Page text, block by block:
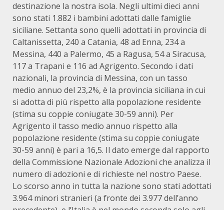
destinazione la nostra isola. Negli ultimi dieci anni
sono stati 1.882 i bambini adottati dalle famiglie
siciliane. Settanta sono quelli adottati in provincia di
Caltanissetta, 240 a Catania, 48 ad Enna, 234 a
Messina, 440 a Palermo, 45 a Ragusa, 54 a Siracusa,
117 a Trapani e 116 ad Agrigento. Secondo i dati
nazionali, la provincia di Messina, con un tasso
medio annuo del 23,2%, è la provincia siciliana in cui
si adotta di più rispetto alla popolazione residente
(stima su coppie coniugate 30-59 anni). Per
Agrigento il tasso medio annuo rispetto alla
popolazione residente (stima su coppie coniugate
30-59 anni) è pari a 16,5. Il dato emerge dal rapporto
della Commissione Nazionale Adozioni che analizza il
numero di adozioni e di richieste nel nostro Paese.
Lo scorso anno in tutta la nazione sono stati adottati
3.964 minori stranieri (a fronte dei 3.977 dell’anno